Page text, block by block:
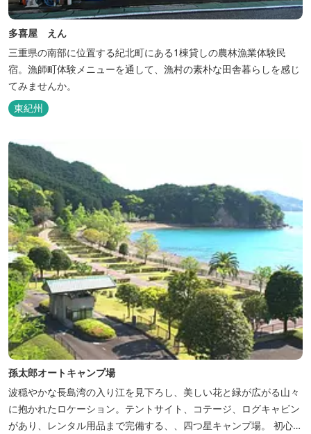
多喜屋 えん
三重県の南部に位置する紀北町にある1棟貸しの農林漁業体験民
宿。漁師町体験メニューを通して、漁村の素朴な田舎暮らしを感じ
てみませんか。
東紀州
孫太郎オートキャンプ場
波穏やかな長島湾の入り江を見下ろし、美しい花と緑が広がる山々
に抱かれたロケーション。テントサイト、コテージ、ログキャビン
があり、レンタル用品まで完備する、、四つ星キャンプ場。 初心者